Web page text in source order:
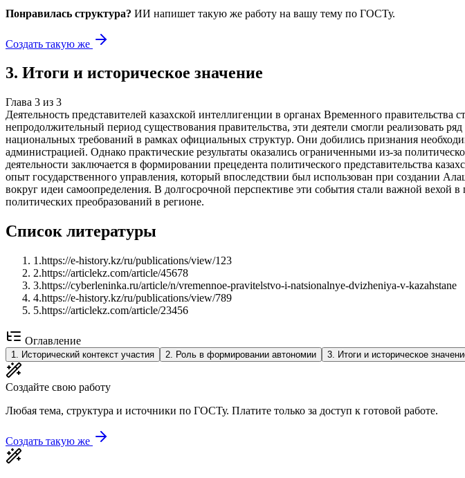
Понравилась структура? ИИ напишет такую же работу на вашу тему по ГОСТу.
Создать такую же
3. Итоги и историческое значение
Глава 3 из 3
Деятельность представителей казахской интеллигенции в органах Временного
непродолжительный период существования правительства, эти деятели смогли реализовать
национальных требований в рамках официальных структур. Они добились признания
администрацией. Однако практические результаты оказались ограниченными из-за
деятельности заключается в формировании прецедента политического представительства
опыт государственного управления, который впоследствии был использован при создании
вокруг идеи самоопределения. В долгосрочной перспективе эти события стали важной вехой
политических преобразований в регионе.
Список литературы
1 .https://e-history.kz/ru/publications/view/123
2.https://articlekz.com/article/45678
3.https://cyberleninka.ru/article/n/vremennoe-pravitelstvo-i-natsionalnye-dvizheniya-v-kazahstane
4.https://e-history.kz/ru/publications/view/789
5.https://articlekz.com/article/23456
Оглавление
1. Исторический контекст участия 2. Роль в формировании автономии 3. Итоги и историческое
Создайте свою работу
Любая тема, структура и источники по ГОСТу. Платите только за доступ к готовой работе.
Создать такую же